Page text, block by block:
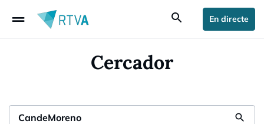
drag_handle search En directe
Cercador
search